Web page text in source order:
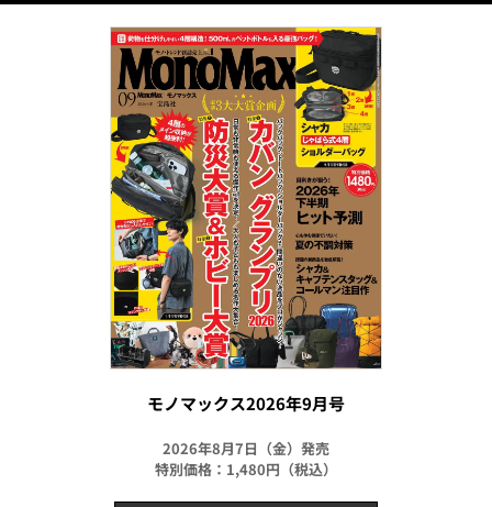
モノマックス2026年9月号
2026年8月7日（金）発売
特別価格：1,480円（税込）